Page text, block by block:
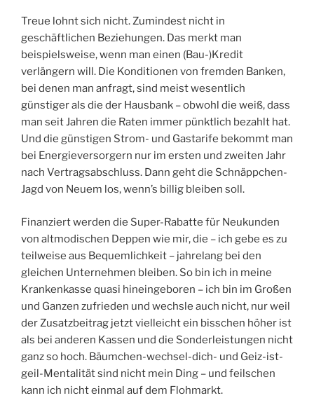
Treue lohnt sich nicht. Zumindest nicht in
geschäftlichen Beziehungen. Das merkt man
beispielsweise, wenn man einen (Bau-)Kredit
verlängern will. Die Konditionen von fremden Banken,
bei denen man anfragt, sind meist wesentlich
günstiger als die der Hausbank – obwohl die weiß, dass
man seit Jahren die Raten immer pünktlich bezahlt hat.
Und die günstigen Strom- und Gastarife bekommt man
bei Energieversorgern nur im ersten und zweiten Jahr
nach Vertragsabschluss. Dann geht die Schnäppchen-
Jagd von Neuem los, wenn’s billig bleiben soll.
Finanziert werden die Super-Rabatte für Neukunden
von altmodischen Deppen wie mir, die – ich gebe es zu
teilweise aus Bequemlichkeit – jahrelang bei den
gleichen Unternehmen bleiben. So bin ich in meine
Krankenkasse quasi hineingeboren – ich bin im Großen
und Ganzen zufrieden und wechsle auch nicht, nur weil
der Zusatzbeitrag jetzt vielleicht ein bisschen höher ist
als bei anderen Kassen und die Sonderleistungen nicht
ganz so hoch. Bäumchen-wechsel-dich- und Geiz-ist-
geil-Mentalität sind nicht mein Ding – und feilschen
kann ich nicht einmal auf dem Flohmarkt.